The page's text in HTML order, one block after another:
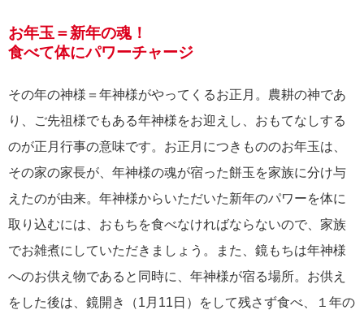
お年玉＝新年の魂！
食べて体にパワーチャージ
その年の神様＝年神様がやってくるお正月。農耕の神であ
り、ご先祖様でもある年神様をお迎えし、おもてなしする
のが正月行事の意味です。お正月につきもののお年玉は、
その家の家長が、年神様の魂が宿った餅玉を家族に分け与
えたのが由来。年神様からいただいた新年のパワーを体に
取り込むには、おもちを食べなければならないので、家族
でお雑煮にしていただきましょう。また、鏡もちは年神様
へのお供え物であると同時に、年神様が宿る場所。お供え
をした後は、鏡開き（1月11日）をして残さず食べ、１年の